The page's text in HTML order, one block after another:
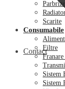
Contact
Parbrize
Scarite
Consumabile
Filtre
Sistem
Sistem